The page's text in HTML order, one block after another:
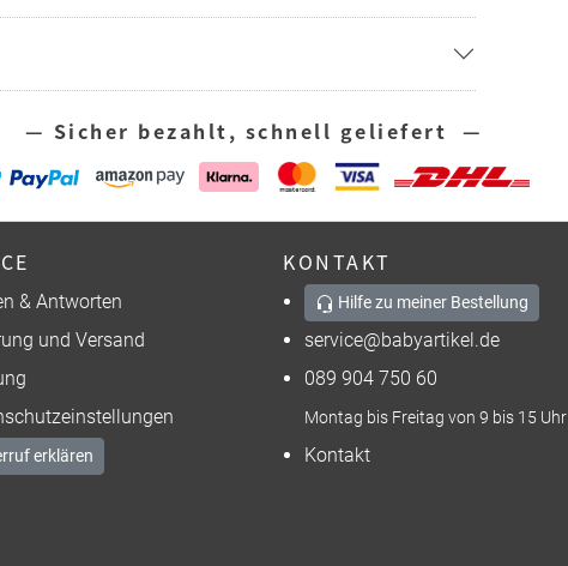
— Sicher bezahlt, schnell geliefert —
& Antworten
und Versand
erklären
KONTAKT
Hilfe zu meiner Bestellung
service@babyartikel.de
089 904 750 60
Montag bis Freitag von 9 bis 15 Uhr
Kontakt